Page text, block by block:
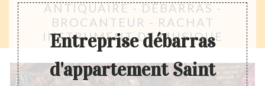
ANTIQUAIRE - DÉBARRAS -
BROCANTEUR - RACHAT
INSTRUMENT DE MUSIQUE
Entreprise débarras
d'appartement Saint